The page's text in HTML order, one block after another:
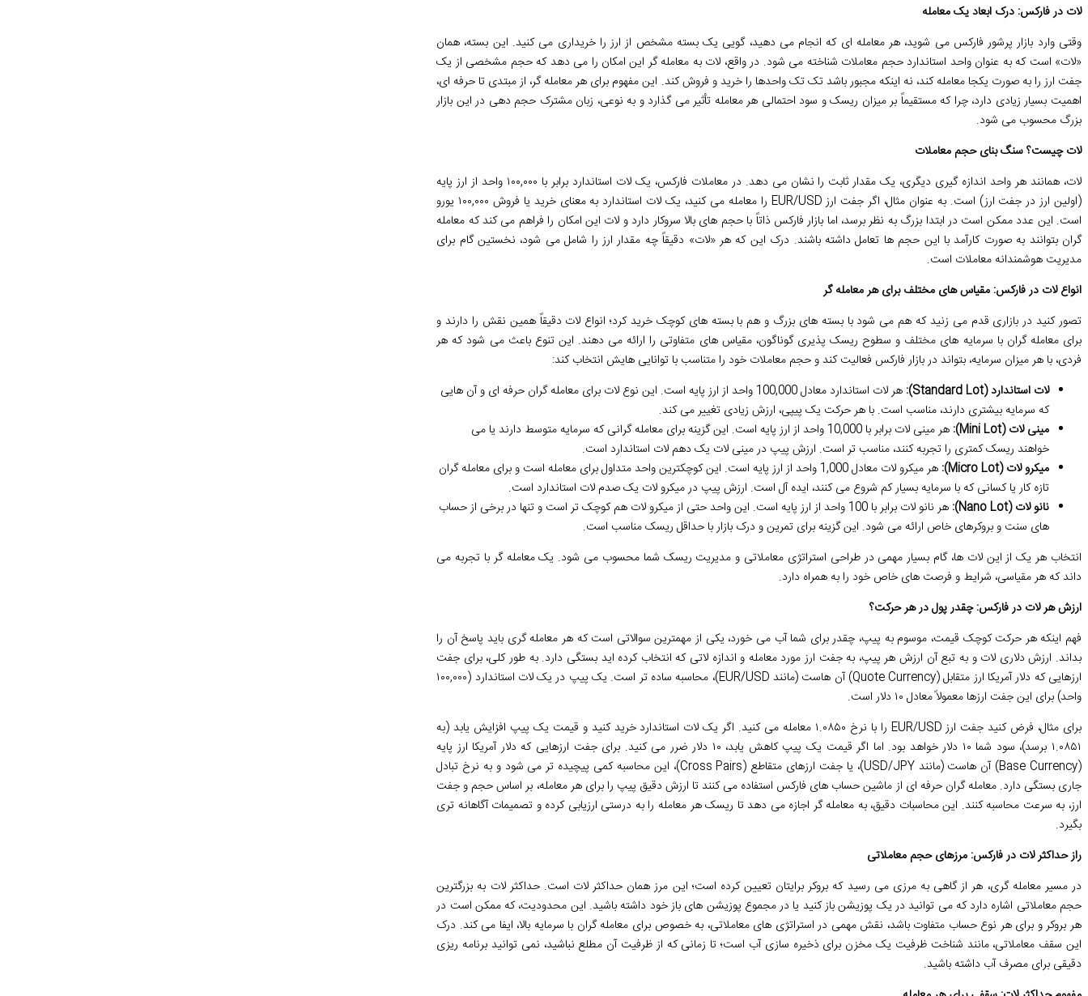
لات در فارکس: درک ابعاد یک معامله
وقتی وارد بازار پرشور فارکس می شوید، هر معامله ای که انجام می دهید، گویی یک بسته مشخص از ارز را خریداری می کنید. این بسته، همان
«لات» است که به عنوان واحد استاندارد حجم معاملات شناخته می شود. در واقع، لات به معامله گر این امکان را می دهد که حجم مشخصی از یک
جفت ارز را به صورت یکجا معامله کند، نه اینکه مجبور باشد تک تک واحدها را خرید و فروش کند. این مفهوم برای هر معامله گر، از مبتدی تا حرفه ای،
اهمیت بسیار زیادی دارد، چرا که مستقیماً بر میزان ریسک و سود احتمالی هر معامله تأثیر می گذارد و به نوعی، زبان مشترک حجم دهی در این بازار
بزرگ محسوب می شود.
لات چیست؟ سنگ بنای حجم معاملات
لات، همانند هر واحد اندازه گیری دیگری، یک مقدار ثابت را نشان می دهد. در معاملات فارکس، یک لات استاندارد برابر با ۱۰۰,۰۰۰ واحد از ارز پایه
(اولین ارز در جفت ارز) است. به عنوان مثال، اگر جفت ارز EUR/USD را معامله می کنید، یک لات استاندارد به معنای خرید یا فروش ۱۰۰,۰۰۰ یورو
است. این عدد ممکن است در ابتدا بزرگ به نظر برسد، اما بازار فارکس ذاتاً با حجم های بالا سروکار دارد و لات این امکان را فراهم می کند که معامله
گران بتوانند به صورت کارآمد با این حجم ها تعامل داشته باشند. درک این که هر «لات» دقیقاً چه مقدار ارز را شامل می شود، نخستین گام برای
مدیریت هوشمندانه معاملات است.
انواع لات در فارکس: مقیاس های مختلف برای هر معامله گر
تصور کنید در بازاری قدم می زنید که هم می شود با بسته های بزرگ و هم با بسته های کوچک خرید کرد؛ انواع لات دقیقاً همین نقش را دارند و
برای معامله گران با سرمایه های مختلف و سطوح ریسک پذیری گوناگون، مقیاس های متفاوتی را ارائه می دهند. این تنوع باعث می شود که هر
فردی، با هر میزان سرمایه، بتواند در بازار فارکس فعالیت کند و حجم معاملات خود را متناسب با توانایی هایش انتخاب کند:
لات استاندارد (Standard Lot):
هر لات استاندارد معادل 100,000 واحد از ارز پایه است. این نوع لات برای معامله گران حرفه ای و آن هایی
که سرمایه بیشتری دارند، مناسب است. با هر حرکت یک پیپی، ارزش زیادی تغییر می کند.
مینی لات (Mini Lot):
هر مینی لات برابر با 10,000 واحد از ارز پایه است. این گزینه برای معامله گرانی که سرمایه متوسط دارند یا می
خواهند ریسک کمتری را تجربه کنند، مناسب تر است. ارزش پیپ در مینی لات یک دهم لات استاندارد است.
میکرو لات (Micro Lot):
هر میکرو لات معادل 1,000 واحد از ارز پایه است. این کوچکترین واحد متداول برای معامله است و برای معامله گران
تازه کار یا کسانی که با سرمایه بسیار کم شروع می کنند، ایده آل است. ارزش پیپ در میکرو لات یک صدم لات استاندارد است.
نانو لات (Nano Lot):
هر نانو لات برابر با 100 واحد از ارز پایه است. این واحد حتی از میکرو لات هم کوچک تر است و تنها در برخی از حساب
های سنت و بروکرهای خاص ارائه می شود. این گزینه برای تمرین و درک بازار با حداقل ریسک مناسب است.
انتخاب هر یک از این لات ها، گام بسیار مهمی در طراحی استراتژی معاملاتی و مدیریت ریسک شما محسوب می شود. یک معامله گر با تجربه می
داند که هر مقیاسی، شرایط و فرصت های خاص خود را به همراه دارد.
ارزش هر لات در فارکس: چقدر پول در هر حرکت؟
فهم اینکه هر حرکت کوچک قیمت، موسوم به پیپ، چقدر برای شما آب می خورد، یکی از مهمترین سوالاتی است که هر معامله گری باید پاسخ آن را
بداند. ارزش دلاری لات و به تبع آن ارزش هر پیپ، به جفت ارز مورد معامله و اندازه لاتی که انتخاب کرده اید بستگی دارد. به طور کلی، برای جفت
ارزهایی که دلار آمریکا ارز متقابل (Quote Currency) آن هاست (مانند EUR/USD)، محاسبه ساده تر است. یک پیپ در یک لات استاندارد (۱۰۰,۰۰۰
واحد) برای این جفت ارزها معمولاً معادل ۱۰ دلار است.
برای مثال، فرض کنید جفت ارز EUR/USD را با نرخ ۱.۰۸۵۰ معامله می کنید. اگر یک لات استاندارد خرید کنید و قیمت یک پیپ افزایش یابد (به
۱.۰۸۵۱ برسد)، سود شما ۱۰ دلار خواهد بود. اما اگر قیمت یک پیپ کاهش یابد، ۱۰ دلار ضرر می کنید. برای جفت ارزهایی که دلار آمریکا ارز پایه
(Base Currency) آن هاست (مانند USD/JPY)، یا جفت ارزهای متقاطع (Cross Pairs)، این محاسبه کمی پیچیده تر می شود و به نرخ تبادل
جاری بستگی دارد. معامله گران حرفه ای از ماشین حساب های فارکس استفاده می کنند تا ارزش دقیق پیپ را برای هر معامله، بر اساس حجم و جفت
ارز، به سرعت محاسبه کنند. این محاسبات دقیق، به معامله گر اجازه می دهد تا ریسک هر معامله را به درستی ارزیابی کرده و تصمیمات آگاهانه تری
بگیرد.
راز حداکثر لات در فارکس: مرزهای حجم معاملاتی
در مسیر معامله گری، هر از گاهی به مرزی می رسید که بروکر برایتان تعیین کرده است؛ این مرز همان حداکثر لات است. حداکثر لات به بزرگترین
حجم معاملاتی اشاره دارد که می توانید در یک پوزیشن باز کنید یا در مجموع پوزیشن های باز خود داشته باشید. این محدودیت، که ممکن است در
هر بروکر و برای هر نوع حساب متفاوت باشد، نقش مهمی در استراتژی های معاملاتی، به خصوص برای معامله گران با سرمایه بالا، ایفا می کند. درک
این سقف معاملاتی، مانند شناخت ظرفیت یک مخزن برای ذخیره سازی آب است؛ تا زمانی که از ظرفیت آن مطلع نباشید، نمی توانید برنامه ریزی
دقیقی برای مصرف آب داشته باشید.